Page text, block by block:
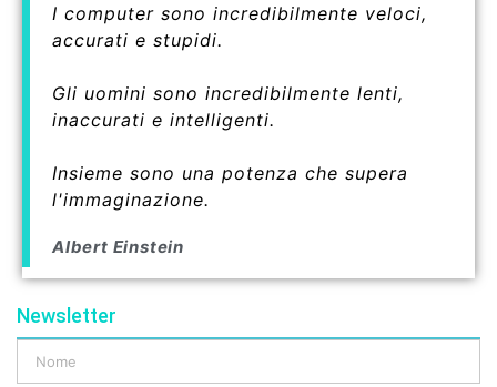
I computer sono incredibilmente veloci,
accurati e stupidi.
Gli uomini sono incredibilmente lenti,
inaccurati e intelligenti.
Insieme sono una potenza che supera
l'immaginazione.
Albert Einstein
Newsletter